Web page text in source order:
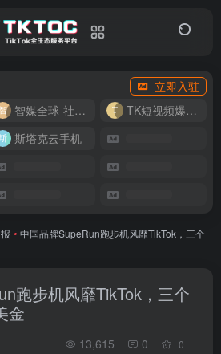
立即入驻
智媒全球-社媒管理平台
TK短视频爆款复刻
斯塔克云手机
• 中国品牌SupeRun跑步机风靡TikTok，三个
跑步机风靡TikTok，三个
金
13,615 0 0